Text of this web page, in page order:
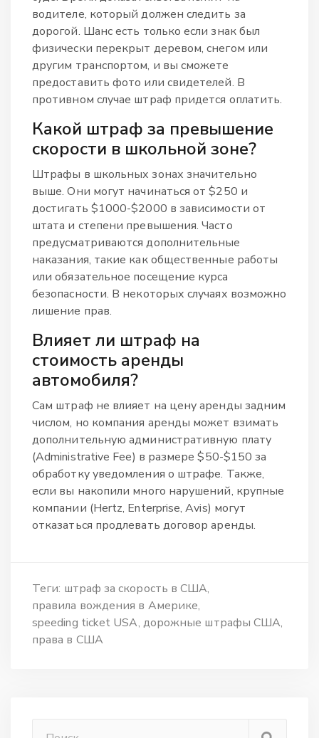
водителе, который должен следить за
дорогой. Шанс есть только если знак был
физически перекрыт деревом, снегом или
другим транспортом, и вы сможете
предоставить фото или свидетелей. В
противном случае штраф придется оплатить.
Какой штраф за превышение
скорости в школьной зоне?
Штрафы в школьных зонах значительно
выше. Они могут начинаться от $250 и
достигать $1000-$2000 в зависимости от
штата и степени превышения. Часто
предусматриваются дополнительные
наказания, такие как общественные работы
или обязательное посещение курса
безопасности. В некоторых случаях возможно
лишение прав.
Влияет ли штраф на
стоимость аренды
автомобиля?
Сам штраф не влияет на цену аренды задним
числом, но компания аренды может взимать
дополнительную административную плату
(Administrative Fee) в размере $50-$150 за
обработку уведомления о штрафе. Также,
если вы накопили много нарушений, крупные
компании (Hertz, Enterprise, Avis) могут
отказаться продлевать договор аренды.
Теги: штраф за скорость в США
правила вождения в Америке
speeding ticket USA дорожные штрафы США
права в США